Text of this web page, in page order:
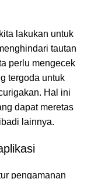
lakukan untuk
tautan
perlu mengecek
tergoda untuk
Hal ini
dapat meretas
lainnya.
pengamanan